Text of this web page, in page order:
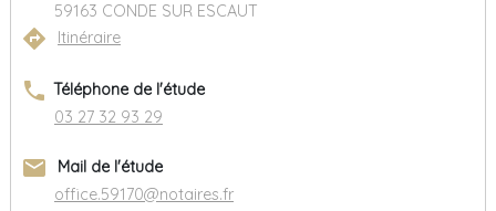
59163 CONDE SUR ESCAUT
directions Itinéraire
phone Téléphone de l'étude
03 27 32 93 29
email
Mail de l'étude
office.59170@notaires.fr